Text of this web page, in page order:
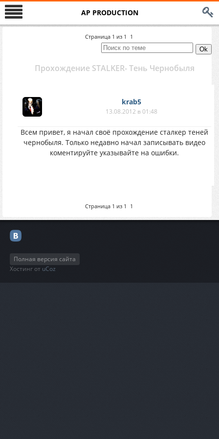
AP PRODUCTION
Страница 1 из 1 1
Прохождение STALKER- Тень Чернобыля
krab5
13.08.2012 в 01:48
Всем привет, я начал своё прохождение сталкер теней
чернобыля. Только недавно начал записывать видео
коментируйте указывайте на ошибки.
Страница 1 из 1 1
Полная версия сайта
Хостинг от uCoz